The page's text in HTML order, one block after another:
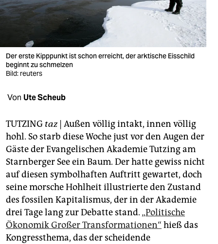
wahrheit
verlag
veranstaltungen
unterstützen
abo
genossenschaft
epaper login
Der erste Kipppunkt ist schon erreicht, der arktische Eisschild
beginnt zu schmelzen
Bild: reuters
Von Ute Scheub
TUTZING taz| Außen völlig intakt, innen völlig
hohl. So starb diese Woche just vor den Augen der
Gäste der Evangelischen Akademie Tutzing am
Starnberger See ein Baum. Der hatte gewiss nicht
auf diesen symbolhaften Auftritt gewartet, doch
seine morsche Hohlheit illustrierte den Zustand
des fossilen Kapitalismus, der in der Akademie
drei Tage lang zur Debatte stand. „Politische
Ökonomik Großer Transformationen“ hieß das
Kongressthema, das der scheidende